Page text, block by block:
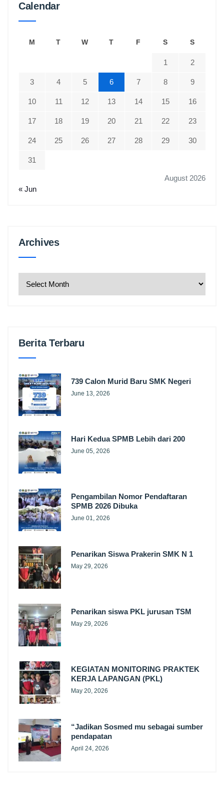
Calendar
August 2026
M T W T F S S
1 2
3 4 5 6 7 8 9
10 11 12 13 14 15 16
17 18 19 20 21 22 23
24 25 26 27 28 29 30
31
« Jun
ArchivesArchives
Berita Terbaru
739 Calon Murid Baru SMK Negeri
June 13, 2026
Hari Kedua SPMB Lebih dari 200
June 05, 2026
Pengambilan Nomor Pendaftaran
SPMB 2026 Dibuka
June 01, 2026
Penarikan Siswa Prakerin SMK N 1
May 29, 2026
Penarikan siswa PKL jurusan TSM
May 29, 2026
KEGIATAN MONITORING PRAKTEK
KERJA LAPANGAN (PKL)
May 20, 2026
“Jadikan Sosmed mu sebagai sumber
pendapatan
April 24, 2026